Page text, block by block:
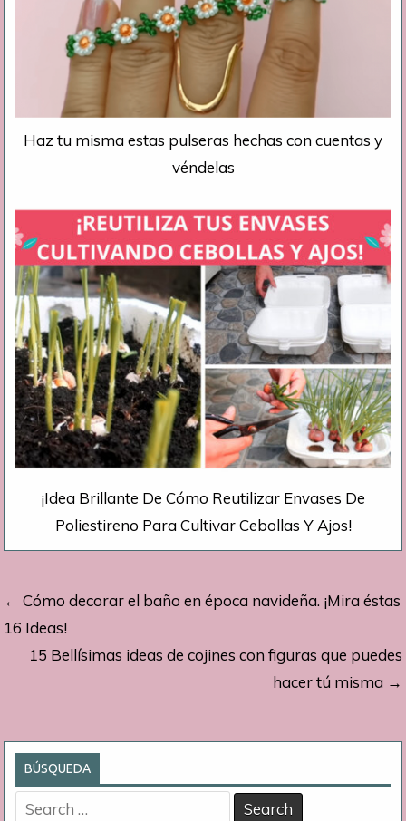
Haz tu misma estas pulseras hechas con cuentas y
véndelas
¡Idea Brillante De Cómo Reutilizar Envases De
Poliestireno Para Cultivar Cebollas Y Ajos!
Navegación
de
entradas
← Cómo decorar el baño en época navideña. ¡Mira éstas
16 Ideas!
15 Bellísimas ideas de cojines con figuras que puedes
hacer tú misma →
BÚSQUEDA
Search